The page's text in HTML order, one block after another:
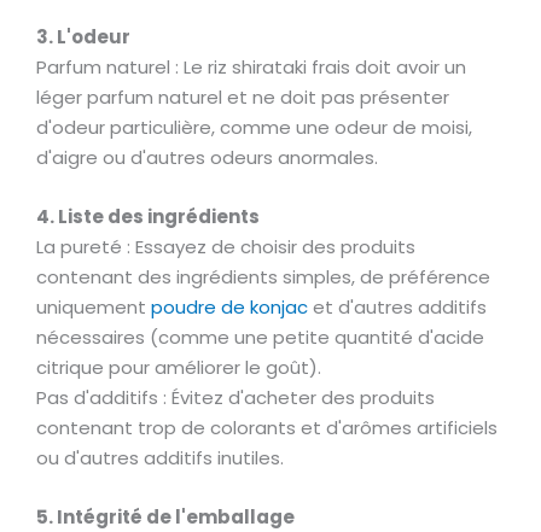
3. L'odeur
Parfum naturel : Le riz shirataki frais doit avoir un
léger parfum naturel et ne doit pas présenter
d'odeur particulière, comme une odeur de moisi,
d'aigre ou d'autres odeurs anormales.
4. Liste des ingrédients
La pureté : Essayez de choisir des produits
contenant des ingrédients simples, de préférence
uniquement poudre de konjacet d'autres additifs
nécessaires (comme une petite quantité d'acide
citrique pour améliorer le goût).
Pas d'additifs : Évitez d'acheter des produits
contenant trop de colorants et d'arômes artificiels
ou d'autres additifs inutiles.
5. Intégrité de l'emballage